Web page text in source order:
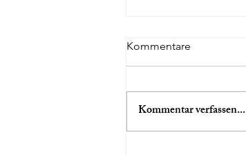
Kommentare
Kommentar verfassen...